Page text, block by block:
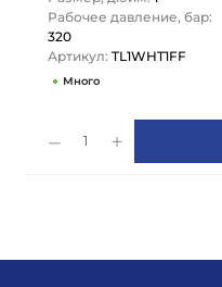
Рабочее давление, бар:
320
Артикул: TL1WHT1FF
Много
1